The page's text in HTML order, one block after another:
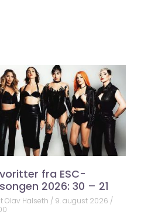
fra ESC-
2026: 30 – 21
Olav Halseth
9. august 2026